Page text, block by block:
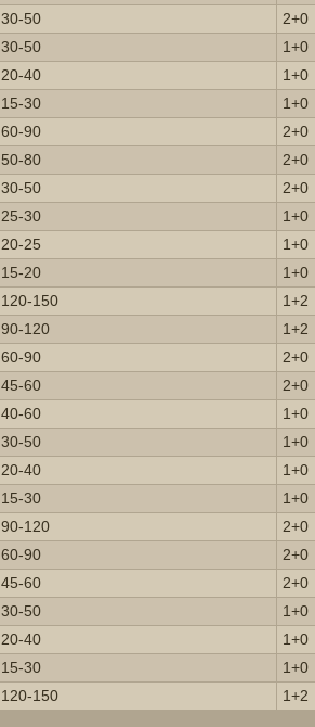
30-50
2+0
30-50
1+0
20-40
1+0
15-30
1+0
60-90
2+0
50-80
2+0
30-50
2+0
25-30
1+0
20-25
1+0
15-20
1+0
120-150
1+2
90-120
1+2
60-90
2+0
45-60
2+0
40-60
1+0
30-50
1+0
20-40
1+0
15-30
1+0
90-120
2+0
60-90
2+0
45-60
2+0
30-50
1+0
20-40
1+0
15-30
1+0
120-150 1+2